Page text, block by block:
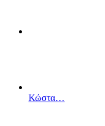
Κώστα…